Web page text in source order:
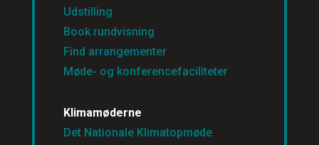
Udstilling
Book rundvisning
Find arrangementer
Møde- og konferencefaciliteter
Klimamøderne
Det Nationale Klimatopmøde